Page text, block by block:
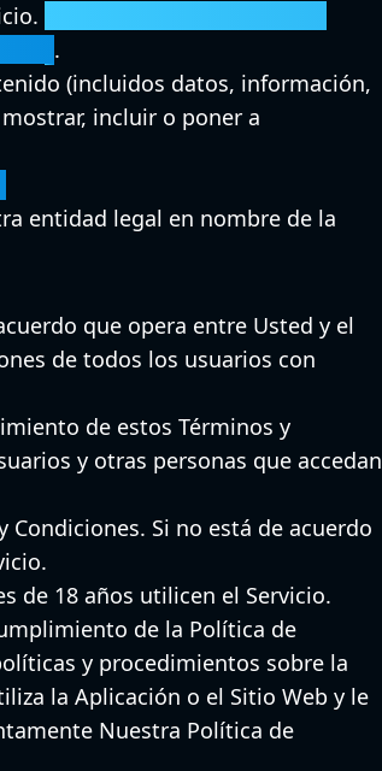
.
(incluidos datos, información,
incluir o poner a
entidad legal en nombre de la
que opera entre Usted y el
de todos los usuarios con
de estos Términos y
y otras personas que accedan
Si no está de acuerdo
de 18 años utilicen el Servicio.
de la Política de
y procedimientos sobre la
la Aplicación o el Sitio Web y le
Nuestra Política de